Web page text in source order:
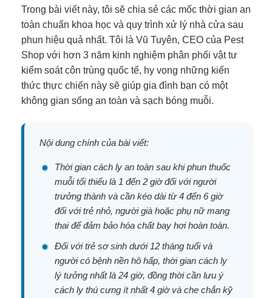
Trong bài viết này, tôi sẽ chia sẻ các mốc thời gian an
toàn chuẩn khoa học và quy trình xử lý nhà cửa sau
phun hiệu quả nhất. Tôi là Vũ Tuyên, CEO của Pest
Shop với hơn 3 năm kinh nghiệm phân phối vật tư
kiểm soát côn trùng quốc tế, hy vọng những kiến
thức thực chiến này sẽ giúp gia đình bạn có một
không gian sống an toàn và sạch bóng muỗi.
Nội dung chính của bài viết:
Thời gian cách ly an toàn sau khi phun thuốc
muỗi tối thiểu là 1 đến 2 giờ đối với người
trưởng thành và cần kéo dài từ 4 đến 6 giờ
đối với trẻ nhỏ, người già hoặc phụ nữ mang
thai để đảm bảo hóa chất bay hơi hoàn toàn.
Đối với trẻ sơ sinh dưới 12 tháng tuổi và
người có bệnh nền hô hấp, thời gian cách ly
lý tưởng nhất là 24 giờ, đồng thời cần lưu ý
cách ly thú cưng ít nhất 4 giờ và che chắn kỹ